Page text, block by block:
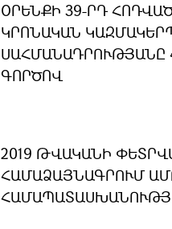
ՕՐԵՆՔԻ 39-ՐԴ
ԿՐՈՆԱԿԱՆ
ՍԱՀՄԱՆԱԴՐՈՒԹՅԱՆԸ
ԳՈՐԾՈՎ
2019 ԹՎԱԿԱՆԻ
ՀԱՄԱՁԱՅՆԱԳՐՈՒՄ